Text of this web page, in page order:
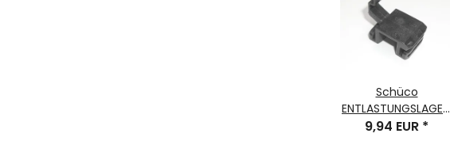
Schüco
ENTLASTUNGSLAGER,
Nr. 207934, 1 Stück
9,94 EUR *